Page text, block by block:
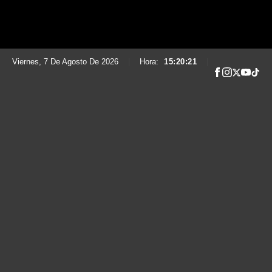
Viernes, 7 De Agosto De 2026 Hora: 15:20:22